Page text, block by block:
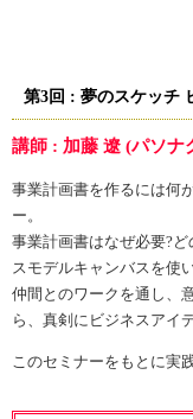
第3回 : 夢のスケッチ
講師 : 加藤 遼 (パソナ
事業計画書を作るには何
ー。
事業計画書はなぜ必要?
スモデルキャンバスを使
仲間とのワークを通し、
ら、真剣にビジネスアイ
このセミナーをもとに実